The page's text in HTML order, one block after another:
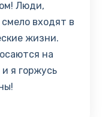
Люди,
входят в
жизни.
на
я горжусь